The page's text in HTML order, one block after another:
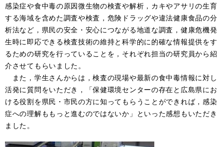
感染症や食中毒の原因微生物の検査や解析，カキやアサリの生育
する海域を含めた調査や検査，危険ドラッグや違法健康食品の分
析法など，県民の安全・安心につながる地道な調査，健康危機発
生時に即応できる検査技術の維持と科学的に的確な情報提供をす
るための研究を行っていることを，それぞれ担当の研究員から紹
介させてもらいました。
また，学生さんからは，検査の現場や最新の食中毒情報に対し
活発に質問をいただき，「保健環境センターの存在と広島県にお
ける役割を県民・市民の方に知ってもらうことができれば，感染
症への理解ももっと進むのではないか」といった感想もいただき
ました。